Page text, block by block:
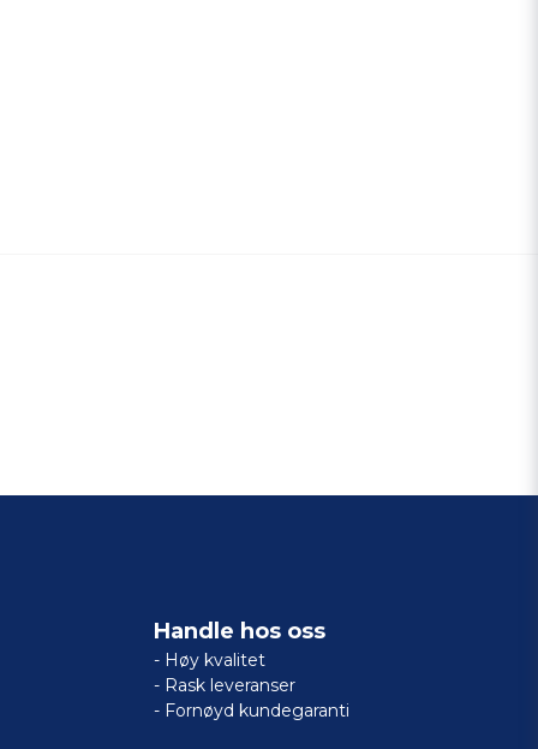
Handle hos oss
- Høy kvalitet
- Rask leveranser
- Fornøyd kundegaranti